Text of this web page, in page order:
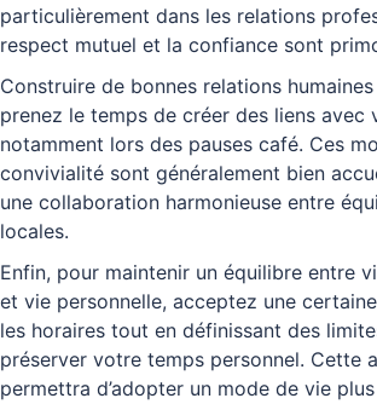
particulièrement dans les relations
respect mutuel et la confiance sont
Construire de bonnes relations
prenez le temps de créer des liens avec
notamment lors des pauses café. Ces
convivialité sont généralement bien
une collaboration harmonieuse entre
locales.
Enfin, pour maintenir un équilibre entre
et vie personnelle, acceptez une
les horaires tout en définissant des
préserver votre temps personnel. Cette
permettra d’adopter un mode de vie